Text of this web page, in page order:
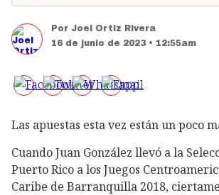
Por Joel Ortiz Rivera
16 de junio de 2023 • 12:55am
Las apuestas esta vez están un poco
Cuando Juan González llevó a la
Puerto Rico a los Juegos
Caribe de Barranquilla 2018,